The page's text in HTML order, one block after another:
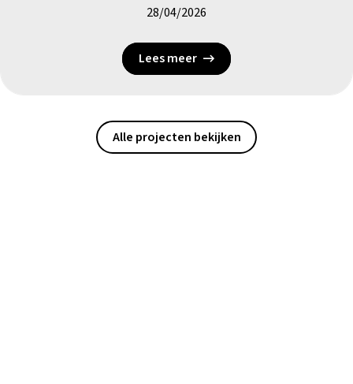
28/04/2026
Lees meer
Alle projecten bekijken